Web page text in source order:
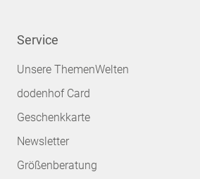
Service
Unsere ThemenWelten
dodenhof Card
Geschenkkarte
Newsletter
Größenberatung